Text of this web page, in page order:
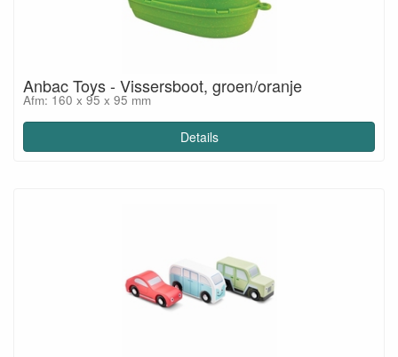
Anbac Toys - Vissersboot, groen/oranje
Afm: 160 x 95 x 95 mm
Details